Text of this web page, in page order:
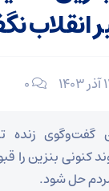
0
گفت‌وگوی زنده
کنونی بنزین را
حل شود.